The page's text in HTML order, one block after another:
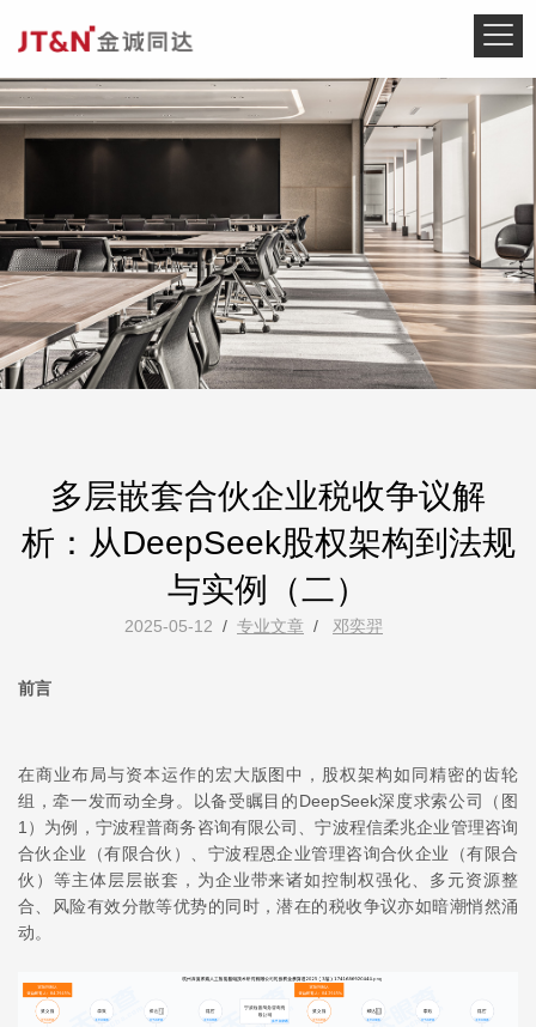
多层嵌套合伙企业税收争议解
析：从DeepSeek股权架构到法规
与实例（二）
2025-05-12 / 专业文章 / 邓奕羿
前言
在商业布局与资本运作的宏大版图中，股权架构如同精密的齿轮
组，牵一发而动全身。以备受瞩目的DeepSeek深度求索公司（图
1）为例，宁波程普商务咨询有限公司、宁波程信柔兆企业管理咨询
合伙企业（有限合伙）、宁波程恩企业管理咨询合伙企业（有限合
伙）等主体层层嵌套，为企业带来诸如控制权强化、多元资源整
合、风险有效分散等优势的同时，潜在的税收争议亦如暗潮悄然涌
动。